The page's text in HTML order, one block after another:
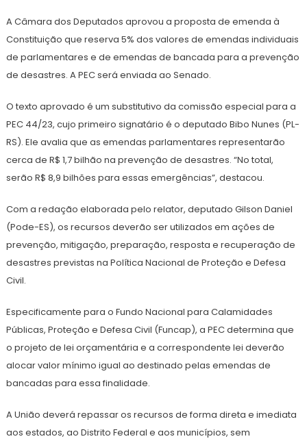
2024
A Câmara dos Deputados aprovou a proposta de emenda à
Constituição que reserva 5% dos valores de emendas individuais
de parlamentares e de emendas de bancada para a prevenção
de desastres. A PEC será enviada ao Senado.
O texto aprovado é um substitutivo da comissão especial para a
PEC 44/23, cujo primeiro signatário é o deputado Bibo Nunes (PL-
RS). Ele avalia que as emendas parlamentares representarão
cerca de R$ 1,7 bilhão na prevenção de desastres. “No total,
serão R$ 8,9 bilhões para essas emergências”, destacou.
Com a redação elaborada pelo relator, deputado Gilson Daniel
(Pode-ES), os recursos deverão ser utilizados em ações de
prevenção, mitigação, preparação, resposta e recuperação de
desastres previstas na Política Nacional de Proteção e Defesa
Civil.
Especificamente para o Fundo Nacional para Calamidades
Públicas, Proteção e Defesa Civil (Funcap), a PEC determina que
o projeto de lei orçamentária e a correspondente lei deverão
alocar valor mínimo igual ao destinado pelas emendas de
bancadas para essa finalidade.
A União deverá repassar os recursos de forma direta e imediata
aos estados, ao Distrito Federal e aos municípios, sem